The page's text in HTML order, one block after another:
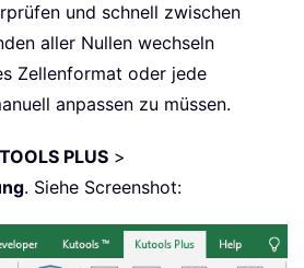
und schnell zwischen
aller Nullen wechseln
Zellenformat oder jede
anpassen zu müssen.
PLUS >
. Siehe Screenshot: